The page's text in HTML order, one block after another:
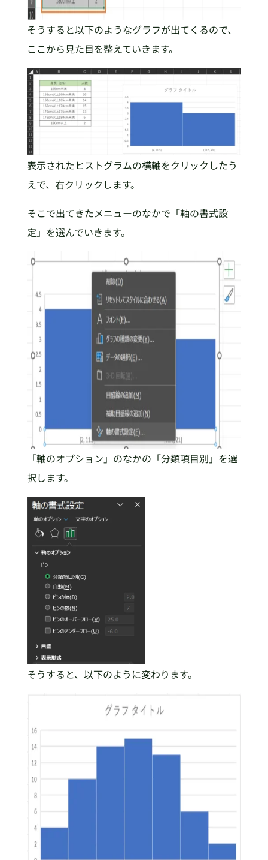
そうすると以下のようなグラフが出てくるので、
ここから見た目を整えていきます。
表示されたヒストグラムの横軸をクリックしたう
えで、右クリックします。
そこで出てきたメニューのなかで「軸の書式設
定」を選んでいきます。
「軸のオプション」のなかの「分類項目別」を選
択します。
そうすると、以下のように変わります。